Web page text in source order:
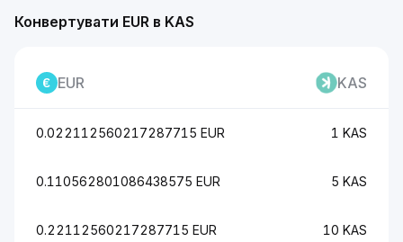
Конвертувати EUR в KAS
EUR KAS
0.022112560217287715 EUR 1 KAS
0.110562801086438575 EUR 5 KAS
0.22112560217287715 EUR 10 KAS